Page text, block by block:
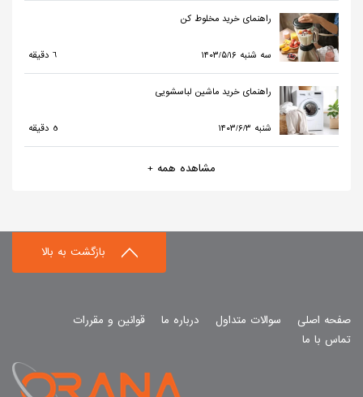
راهنمای خرید مخلوط کن
۱۴۰۳/۵/۱۶ سه شنبه 6 دقیقه
راهنمای خرید ماشین لباسشویی
۱۴۰۳/۶/۳ شنبه 5 دقیقه
مشاهده همه +
بازگشت به بالا
صفحه اصلی سوالات متداول درباره ما
قوانین و مقررات
تماس با ما